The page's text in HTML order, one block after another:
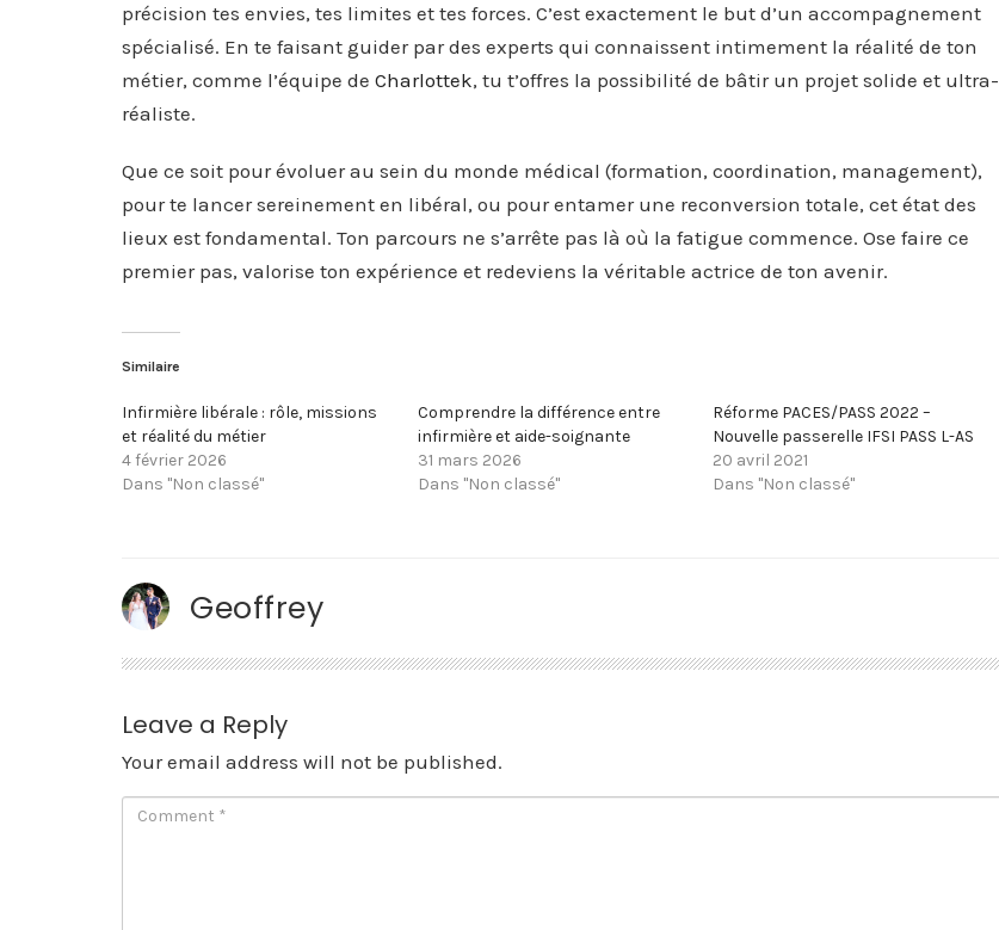
précision tes envies, tes limites et tes forces. C’est exactement le but d’un accompagnement
spécialisé. En te faisant guider par des experts qui connaissent intimement la réalité de ton
métier, comme l’équipe de Charlottek, tu t’offres la possibilité de bâtir un projet solide et ultra-
réaliste.
Que ce soit pour évoluer au sein du monde médical (formation, coordination, management),
pour te lancer sereinement en libéral, ou pour entamer une reconversion totale, cet état des
lieux est fondamental. Ton parcours ne s’arrête pas là où la fatigue commence. Ose faire ce
premier pas, valorise ton expérience et redeviens la véritable actrice de ton avenir.
Similaire
Infirmière libérale : rôle, missions
et réalité du métier
4 février 2026
Dans "Non classé"
Comprendre la différence entre
infirmière et aide-soignante
31 mars 2026
Dans "Non classé"
Réforme PACES/PASS 2022 –
Nouvelle passerelle IFSI PASS L-AS
20 avril 2021
Dans "Non classé"
Geoffrey
Leave a Reply
Your email address will not be published.